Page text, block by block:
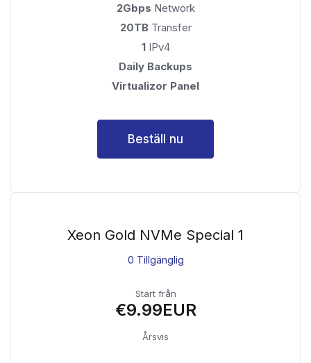
2Gbps Network
20TBTransfer
1IPv4
Daily Backups
Virtualizor Panel
Beställ nu
Xeon Gold NVMe Special 1
0 Tillgänglig
Start från
€9.99EUR
Årsvis